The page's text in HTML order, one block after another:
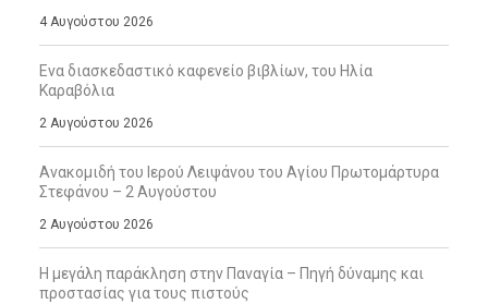
4 Αυγούστου 2026
Ενα διασκεδαστικό καφενείο βιβλίων, του Ηλία
Καραβόλια
2 Αυγούστου 2026
Ανακομιδή του Ιερού Λειψάνου του Αγίου Πρωτομάρτυρα
Στεφάνου – 2 Αυγούστου
2 Αυγούστου 2026
Η μεγάλη παράκληση στην Παναγία – Πηγή δύναμης και
προστασίας για τους πιστούς